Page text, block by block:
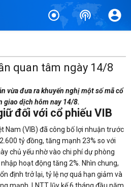
quan tâm ngày 14/8
vừa đưa ra khuyến nghị một số mã cổ
giao dịch hôm nay 14/8.
đối với cổ phiếu VIB
Nam (VIB) đã công bố lợi nhuận trước
tỷ đồng, tăng mạnh 23% so với
chủ yếu nhờ vào chi phí dự phòng
hoạt động tăng 2%. Nhìn chung,
định trở lại, tỷ lệ nợ quá hạn giảm và